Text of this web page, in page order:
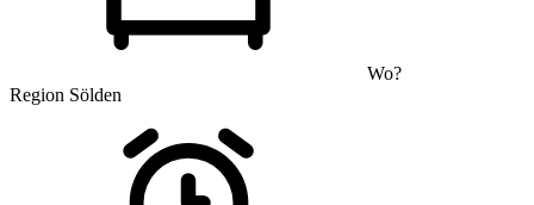
Wo?
Region Sölden